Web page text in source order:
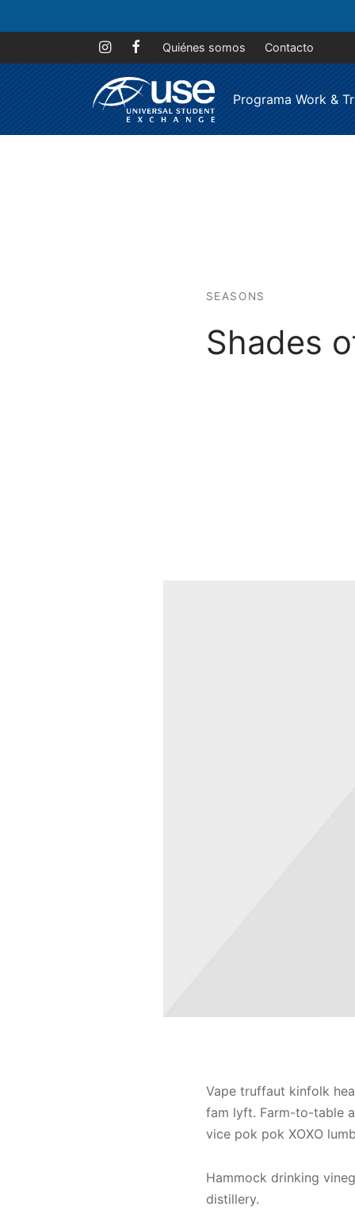
Quiénes somos Contacto
Programa Work &
SEASONS
Shades
Vape truffaut kinfolk
fam lyft. Farm-to-table
vice pok pok XOXO
Hammock drinking
distillery.